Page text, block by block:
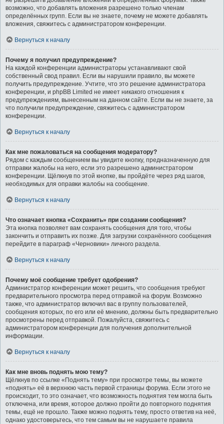
возможно, что добавлять вложения разрешено только членам
определённых групп. Если вы не знаете, почему не можете добавлять
вложения, свяжитесь с администратором конференции.
Вернуться к началу
Почему я получил предупреждение?
На каждой конференции администраторы устанавливают свой
собственный свод правил. Если вы нарушили правило, вы можете
получить предупреждение. Учтите, что это решение администратора
конференции, и phpBB Limited не имеет никакого отношения к
предупреждениям, вынесенным на данном сайте. Если вы не знаете, за
что получили предупреждение, свяжитесь с администратором
конференции.
Вернуться к началу
Как мне пожаловаться на сообщения модератору?
Рядом с каждым сообщением вы увидите кнопку, предназначенную для
отправки жалобы на него, если это разрешено администратором
конференции. Щёлкнув по этой кнопке, вы пройдёте через ряд шагов,
необходимых для оправки жалобы на сообщение.
Вернуться к началу
Что означает кнопка «Сохранить» при создании сообщения?
Эта кнопка позволяет вам сохранять сообщения для того, чтобы
закончить и отправить их позже. Для загрузки сохранённого сообщения
перейдите в параграф «Черновики» личного раздела.
Вернуться к началу
Почему моё сообщение требует одобрения?
Администратор конференции может решить, что сообщения требуют
предварительного просмотра перед отправкой на форум. Возможно
также, что администратор включил вас в группу пользователей,
сообщения которых, по его или её мнению, должны быть предварительно
просмотрены перед отправкой. Пожалуйста, свяжитесь с
администратором конференции для получения дополнительной
информации.
Вернуться к началу
Как мне вновь поднять мою тему?
Щёлкнув по ссылке «Поднять тему» при просмотре темы, вы можете
«поднять» её в верхнюю часть первой страницы форума. Если этого не
происходит, то это означает, что возможность поднятия тем могла быть
отключена, или время, которое должно пройти до повторного поднятия
темы, ещё не прошло. Также можно поднять тему, просто ответив на неё,
однако удостоверьтесь, что тем самым вы не нарушаете правила